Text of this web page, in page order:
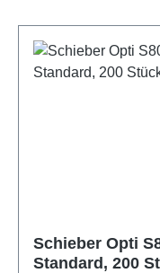
Schieber Opti
Standard, 200